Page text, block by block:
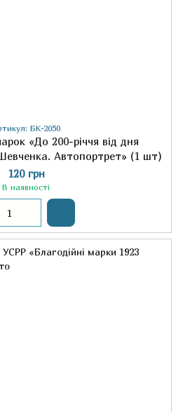
БК-2050
«До 200-річчя від дня
Автопортрет» (1 шт)
120 грн
В наявності